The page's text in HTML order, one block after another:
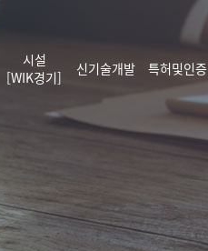
시설
[WIK경기]
신기술개발 특허및인증